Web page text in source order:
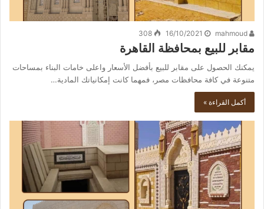
mahmoud
16/10/2021
308
مقابر للبيع بمحافظة القاهرة
يمكنك الحصول على مقابر للبيع بأفضل الأسعار واعلى خامات البناء بمساحات
متنوعة في كافة محافظات مصر، فمهما كانت إمكانياتك المادية…
أكمل القراءة »